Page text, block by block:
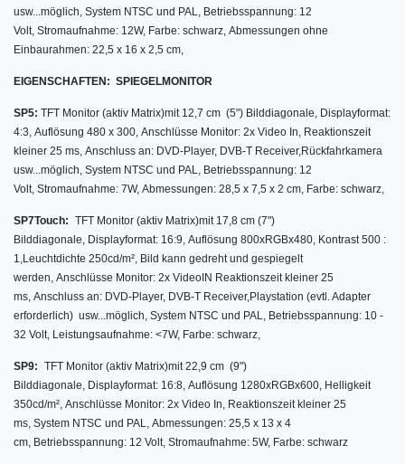
usw...möglich, System NTSC und PAL, Betriebsspannung: 12
Volt, Stromaufnahme: 12W, Farbe: schwarz, Abmessungen ohne
Einbaurahmen: 22,5 x 16 x 2,5 cm,
EIGENSCHAFTEN: SPIEGELMONITOR
SP5: TFT Monitor (aktiv Matrix)mit 12,7 cm (5") Bilddiagonale, Displayformat:
4:3, Auflösung 480 x 300, Anschlüsse Monitor: 2x Video In, Reaktionszeit
kleiner 25 ms, Anschluss an: DVD-Player, DVB-T Receiver,Rückfahrkamera
usw...möglich, System NTSC und PAL, Betriebsspannung: 12
Volt, Stromaufnahme: 7W, Abmessungen: 28,5 x 7,5 x 2 cm, Farbe: schwarz,
SP7Touch: TFT Monitor (aktiv Matrix)mit 17,8 cm (7")
Bilddiagonale, Displayformat: 16:9, Auflösung 800xRGBx480, Kontrast 500 :
1,Leuchtdichte 250cd/m², Bild kann gedreht und gespiegelt
werden, Anschlüsse Monitor: 2x VideoIN Reaktionszeit kleiner 25
ms, Anschluss an: DVD-Player, DVB-T Receiver,Playstation (evtl. Adapter
erforderlich) usw...möglich, System NTSC und PAL, Betriebsspannung: 10 -
32 Volt, Leistungsaufnahme: <7W, Farbe: schwarz,
SP9: TFT Monitor (aktiv Matrix)mit 22,9 cm (9")
Bilddiagonale, Displayformat: 16:8, Auflösung 1280xRGBx600, Helligkeit
350cd/m², Anschlüsse Monitor: 2x Video In, Reaktionszeit kleiner 25
ms, System NTSC und PAL, Abmessungen: 25,5 x 13 x 4
cm, Betriebsspannung: 12 Volt, Stromaufnahme: 5W, Farbe: schwarz